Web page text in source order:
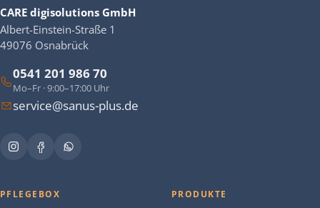
CARE digisolutions GmbH
Albert-Einstein-Straße 1
49076 Osnabrück
0541 201 986 70
Mo–Fr · 9:00–17:00 Uhr
service@sanus-plus.de
PFLEGEBOX PRODUKTE